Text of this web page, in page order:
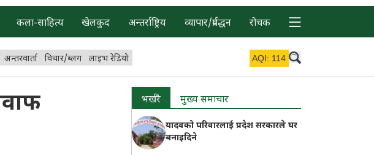
कला-साहित्य खेलकुद अन्तर्राष्ट्रिय व्यापार/प्रर्वद्धन रोचक
अन्तरवार्ता विचार/ब्लग लाइभ रेडियो AQI: 114
भर्खरै मुख्य समाचार
यादवको परिवारलाई प्रदेश सरकारले घर
बनाइदिने